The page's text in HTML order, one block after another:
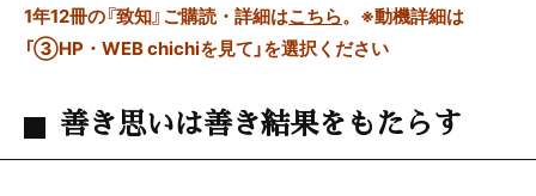
1年12冊の『致知』ご購読・詳細はこちら。 ※動機詳細は
「③HP・WEB chichiを見て」を選択ください
善き思いは善き結果をもたらす